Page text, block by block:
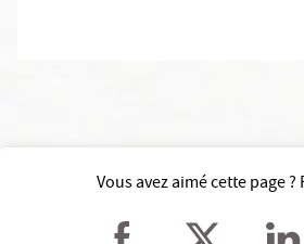
Vous avez aimé cette page ?